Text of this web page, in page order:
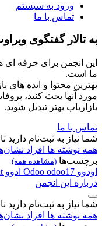
ورود به سیستم
تماس با ما
به تالار گفتگوی
این انجمن برای حرفه
ما است.
بهترین محتوا و ایده های
مورد آنها بحث کنید،
بازاریاب بهتر تبدیل شوید.
تماس با ما
شما نیاز به ثبت‌نام دارید
همه نوشته ها افراد
برچسب‌ها (مشاهده همه)
اودوو Odoo odoo17 ادوو
درباره این انجمن
شما نیاز به ثبت‌نام دارید
همه نوشته ها افراد